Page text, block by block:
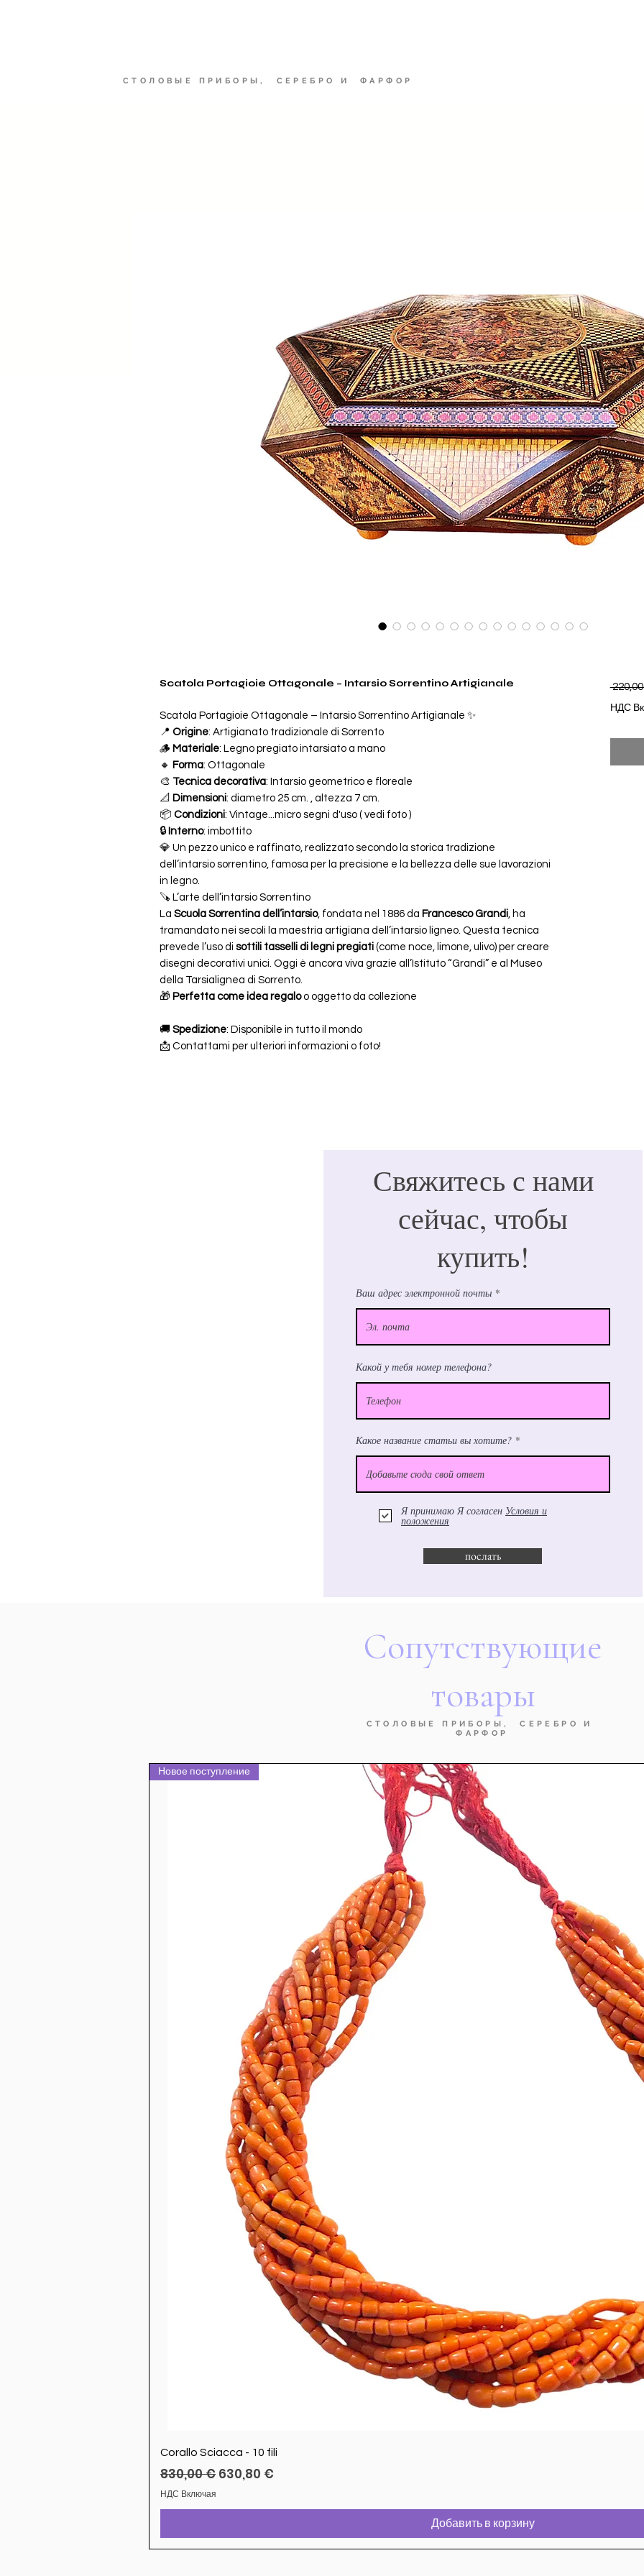
СТОЛОВЫЕ ПРИБОРЫ, СЕРЕБРО И ФАРФОР
Scatola Portagioie Ottagonale – Intarsio Sorrentino Artigianale
Scatola Portagioie Ottagonale – Intarsio Sorrentino Artigianale ✨
📍 Origine: Artigianato tradizionale di Sorrento
🪵 Materiale: Legno pregiato intarsiato a mano
🔸 Forma: Ottagonale
🎨 Tecnica decorativa: Intarsio geometrico e floreale
📐 Dimensioni: diametro 25 cm. , altezza 7 cm.
📦 Condizioni: Vintage...micro segni d'uso ( vedi foto )
🔒 Interno: imbottito
💎 Un pezzo unico e raffinato, realizzato secondo la storica tradizione
dell’intarsio sorrentino, famosa per la precisione e la bellezza delle sue lavorazioni
in legno.
🪚 L’arte dell’intarsio Sorrentino
La Scuola Sorrentina dell’intarsio, fondata nel 1886 da Francesco Grandi , ha
tramandato nei secoli la maestria artigiana dell’intarsio ligneo. Questa tecnica
prevede l’uso di sottili tasselli di legni pregiati (come noce, limone, ulivo) per creare
disegni decorativi unici. Oggi è ancora viva grazie all’Istituto “Grandi” e al Museo
della Tarsialignea di Sorrento.
🎁 Perfetta come idea regaloo oggetto da collezione
🚚 Spedizione: Disponibile in tutto il mondo
📩 Contattami per ulteriori informazioni o foto!
220,00
НДС
Свяжитесь с нами
сейчас, чтобы
купить!
Ваш адрес электронной почты
Какой у тебя номер телефона?
Какое название статьи вы хотите?
Я принимаю Я согласен Условия и
положения
послать
Сопутствующие
товары
СТОЛОВЫЕ ПРИБОРЫ, СЕРЕБРО И
ФАРФОР
Новое поступление
Corallo Sciacca - 10 fili
Обычная цена
830,00 € Цена со скидкой
630,80 €
НДС Включая
Добавить в корзину